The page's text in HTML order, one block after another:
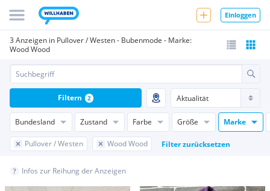
Einloggen
3 Anzeigen in Pullover / Westen - Bubenmode - Marke:
Wood Wood
Bundesland Zustand Farbe Größe Marke
Pullover / Westen Wood Wood Filter zurücksetzen
Filtern 2
Infos zur Reihung der Anzeigen